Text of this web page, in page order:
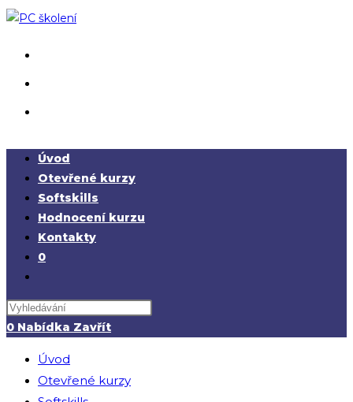
Přejít
obsahu
Úvod
Otevřené kurzy
Softskills
Hodnocení kurzu
Kontakty
0
na
webu
0 Nabídka Zavřít
Úvod
Otevřené kurzy